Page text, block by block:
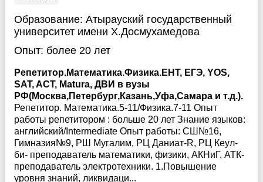
Образование: Атырауский государственный
университет имени Х.Досмухамедова
Опыт: более 20 лет
Репетитор.Математика.Физика.ЕНТ, ЕГЭ, YOS,
SAT, ACT, Matura, ДВИ в вузы
РФ(Москва,Петербург,Казань,Уфа,Самара и т.д.).
Репетитор. Математика.5-11/Физика.7-11 Опыт
работы репетитором : больше 20 лет Знание языков:
английский/Intermediate Опыт работы: СШ№16,
Гимназия№9, РШ Мугалим, РЦ Даниат-R, РЦ Кеул-
би- преподаватель математики, физики, АКНиГ, АТК-
преподаватель электротехники. 1.Повышение
уровня знаний, ликвидаци...